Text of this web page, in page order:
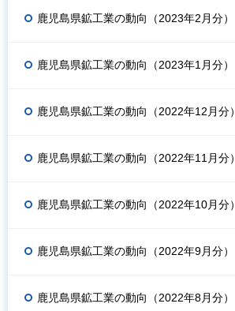
鹿児島県鉱工業の動向（2023年2月分）
鹿児島県鉱工業の動向（2023年1月分）
鹿児島県鉱工業の動向（2022年12月分）
鹿児島県鉱工業の動向（2022年11月分）
鹿児島県鉱工業の動向（2022年10月分）
鹿児島県鉱工業の動向（2022年9月分）
鹿児島県鉱工業の動向（2022年8月分）